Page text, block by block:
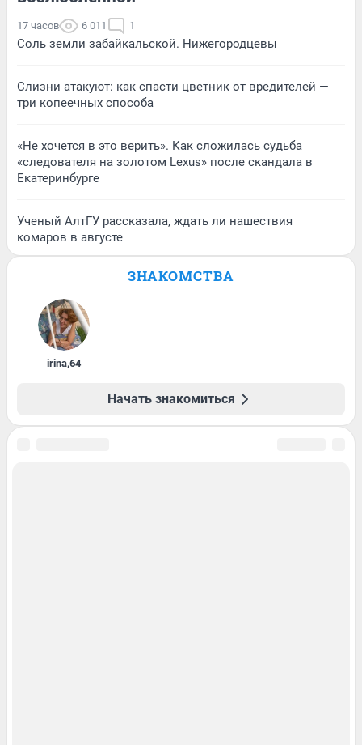
17 часов 6 011 1
Соль земли забайкальской. Нижегородцевы
Слизни атакуют: как спасти цветник от вредителей —
три копеечных способа
«Не хочется в это верить». Как сложилась судьба
«следователя на золотом Lexus» после скандала в
Екатеринбурге
Ученый АлтГУ рассказала, ждать ли нашествия
комаров в августе
ЗНАКОМСТВА
irina,64
Начать знакомиться